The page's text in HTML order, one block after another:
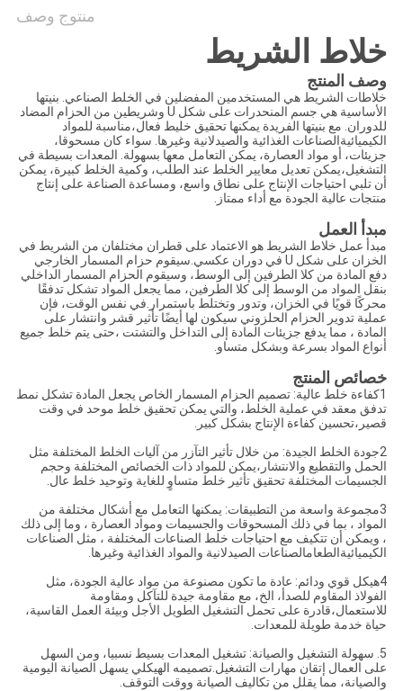
منتوج وصف
خلاط الشريط
وصف المنتج
خلاطات الشريط هي المستخدمين المفضلين في الخلط الصناعي. بنيتها
الأساسية هي جسم المنحدرات على شكل U وشريطين من الحزام المضاد
للدوران. مع بنيتها الفريدة يمكنها تحقيق خليط فعال،مناسبة للمواد
الكيميائيةالصناعات الغذائية والصيدلانية وغيرها. سواء كان مسحوقا،
جزيئات، أو مواد العصارة، يمكن التعامل معها بسهولة. المعدات بسيطة في
التشغيل،يمكن تعديل معايير الخلط عند الطلب، وكمية الخلط كبيرة، يمكن
أن تلبي احتياجات الإنتاج على نطاق واسع، ومساعدة الصناعة على إنتاج
منتجات عالية الجودة مع أداء ممتاز.
مبدأ العمل
مبدأ عمل خلاط الشريط هو الاعتماد على قطران مختلفان من الشريط في
الخزان على شكل U في دوران عكسي.سيقوم حزام المسمار الخارجي
دفع المادة من كلا الطرفين إلى الوسط، وسيقوم الحزام المسمار الداخلي
بنقل المواد من الوسط إلى كلا الطرفين، مما يجعل المواد تشكل تدفقًا
محركًا قويًا في الخزان، وتدور وتختلط باستمرار.في نفس الوقت، فإن
عملية تدوير الحزام الحلزوني سيكون لها أيضًا تأثير قشر وانتشار على
المادة ، مما يدفع جزيئات المادة إلى التداخل والتشتت ،حتى يتم خلط جميع
أنواع المواد بسرعة وبشكل متساو.
خصائص المنتج
1كفاءة خلط عالية: تصميم الحزام المسمار الخاص يجعل المادة تشكل نمط
تدفق معقد في عملية الخلط، والتي يمكن تحقيق خلط موحد في وقت
قصير،تحسين كفاءة الإنتاج بشكل كبير.
2جودة الخلط الجيدة: من خلال تأثير التآزر من آليات الخلط المختلفة مثل
الحمل والتقطيع والانتشار،يمكن للمواد ذات الخصائص المختلفة وحجم
الجسيمات المختلفة تحقيق تأثير خلط متساوٍ للغاية وتوحيد خلط عال.
3مجموعة واسعة من التطبيقات: يمكنها التعامل مع أشكال مختلفة من
المواد ، بما في ذلك المسحوقات والجسيمات ومواد العصارة ، وما إلى ذلك
، ويمكن أن تتكيف مع احتياجات خلط الصناعات المختلفة ، مثل الصناعات
الكيميائيةالطعامالصناعات الصيدلانية والمواد الغذائية وغيرها.
4هيكل قوي ودائم: عادة ما تكون مصنوعة من مواد عالية الجودة، مثل
الفولاذ المقاوم للصدأ، الخ، مع مقاومة جيدة للتآكل ومقاومة
للاستعمال،قادرة على تحمل التشغيل الطويل الأجل وبيئة العمل القاسية،
حياة خدمة طويلة للمعدات.
5. سهولة التشغيل والصيانة: تشغيل المعدات بسيط نسبيا، ومن السهل
على العمال إتقان مهارات التشغيل.تصميمه الهيكلي يسهل الصيانة اليومية
والصيانة، مما يقلل من تكاليف الصيانة ووقت التوقف.